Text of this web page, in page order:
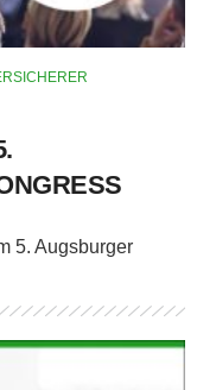
5. Augsburger